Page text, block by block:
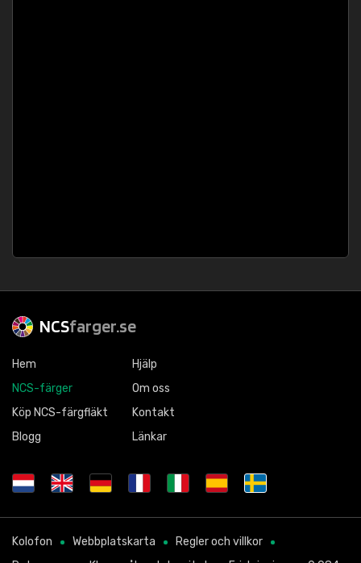
NCSfarger.se
Hem
NCS-färger
Köp NCS-färgfläkt
Blogg
Hjälp
Om oss
Kontakt
Länkar
Kolofon Webbplatskarta
Regler och villkor